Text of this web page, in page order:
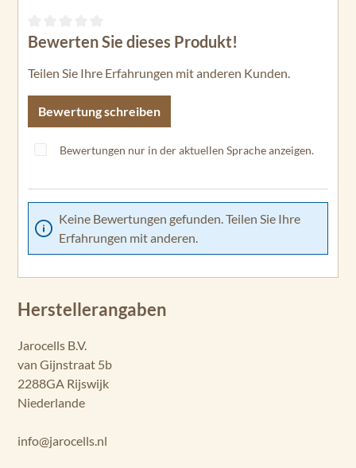
Durchschnittliche Bewertung von 0 von 5 Sternen
Bewerten Sie dieses Produkt!
Teilen Sie Ihre Erfahrungen mit anderen Kunden.
Bewertung schreiben
Bewertungen nur in der aktuellen Sprache anzeigen.
Keine Bewertungen gefunden. Teilen Sie Ihre
Erfahrungen mit anderen.
Herstellerangaben
Jarocells B.V.
van Gijnstraat 5b
2288GA Rijswijk
Niederlande
info@jarocells.nl